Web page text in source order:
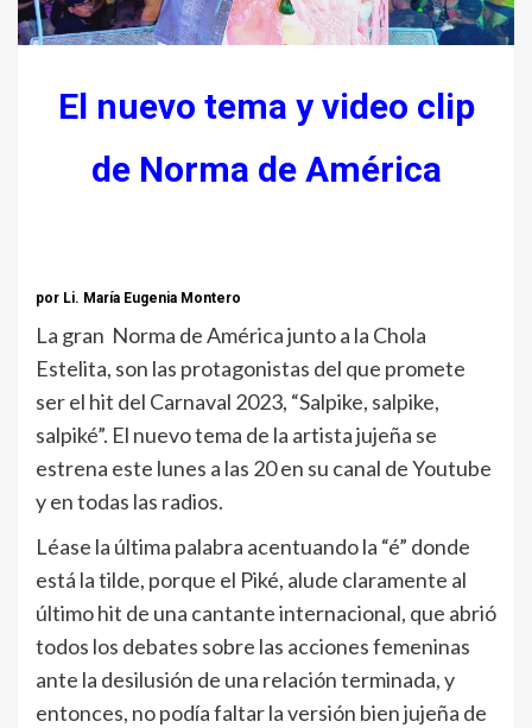
El nuevo tema y video clip
de Norma de América
por Li. María Eugenia Montero
La gran Norma de América junto a la Chola
Estelita, son las protagonistas del que promete
ser el hit del Carnaval 2023, “Salpike, salpike,
salpiké”. El nuevo tema de la artista jujeña se
estrena este lunes a las 20 en su canal de Youtube
y en todas las radios.
Léase la última palabra acentuando la “é” donde
está la tilde, porque el Piké, alude claramente al
último hit de una cantante internacional, que abrió
todos los debates sobre las acciones femeninas
ante la desilusión de una relación terminada, y
entonces, no podía faltar la versión bien jujeña de